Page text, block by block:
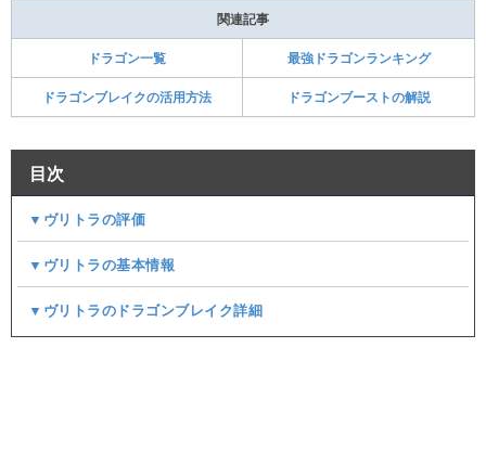
関連記事
ドラゴン一覧 最強ドラゴンランキング
ドラゴンブレイクの活用方法 ドラゴンブーストの解説
目次
▼ヴリトラの評価
▼ヴリトラの基本情報
▼ヴリトラのドラゴンブレイク詳細